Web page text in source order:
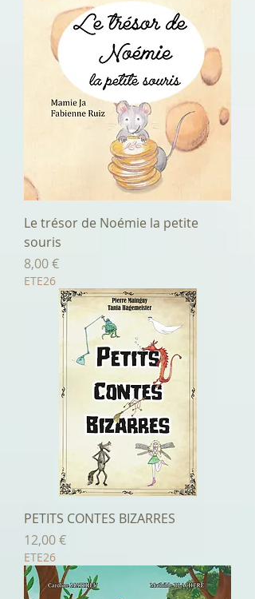
Le trésor de Noémie la petite
souris
Prix
8,00 €
ETE26
PETITS CONTES BIZARRES
Prix
12,00 €
ETE26